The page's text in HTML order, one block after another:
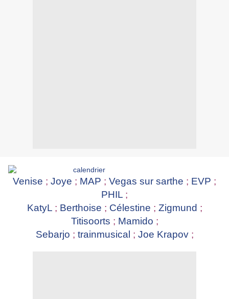
Venise ; Joye ; MAP ; Vegas sur sarthe ; EVP ;
PHIL ;
KatyL; Berthoise ; Célestine ; Zigmund ;
Titisoorts ; Mamido ;
Sebarjo ; trainmusical ; Joe Krapov;